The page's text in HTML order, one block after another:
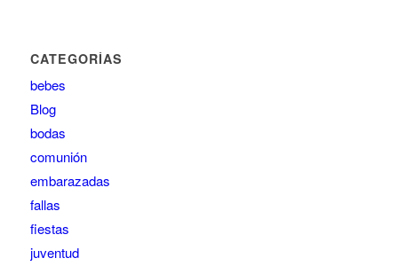
CATEGORÍAS
bebes
Blog
bodas
comunión
embarazadas
fallas
fiestas
juventud